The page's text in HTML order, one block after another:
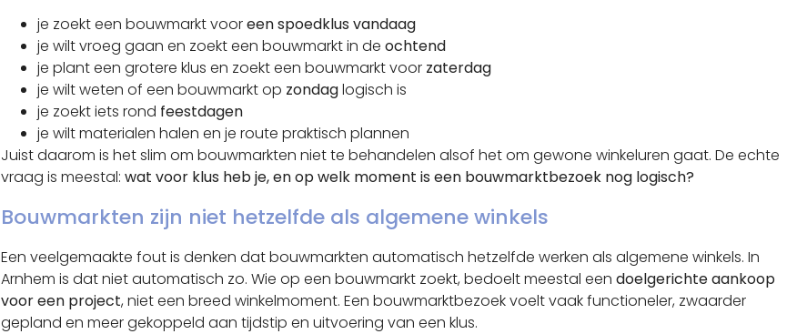
je zoekt een bouwmarkt vooreen spoedklus vandaag
je wilt vroeg gaan en zoekt een bouwmarkt in de ochtend
je plant een grotere klus en zoekt een bouwmarkt voor zaterdag
je wilt weten of een bouwmarkt op zondaglogisch is
je zoekt iets rond feestdagen
je wilt materialen halen en je route praktisch plannen
Juist daarom is het slim om bouwmarkten niet te behandelen alsof het om gewone winkeluren gaat. De echte
vraag is meestal: wat voor klus heb je, en op welk moment is een bouwmarktbezoek nog logisch?
Bouwmarkten zijn niet hetzelfde als algemene winkels
Een veelgemaakte fout is denken dat bouwmarkten automatisch hetzelfde werken als algemene winkels. In
Arnhem is dat niet automatisch zo. Wie op een bouwmarkt zoekt, bedoelt meestal een doelgerichte aankoop
voor een project, niet een breed winkelmoment. Een bouwmarktbezoek voelt vaak functioneler, zwaarder
gepland en meer gekoppeld aan tijdstip en uitvoering van een klus.